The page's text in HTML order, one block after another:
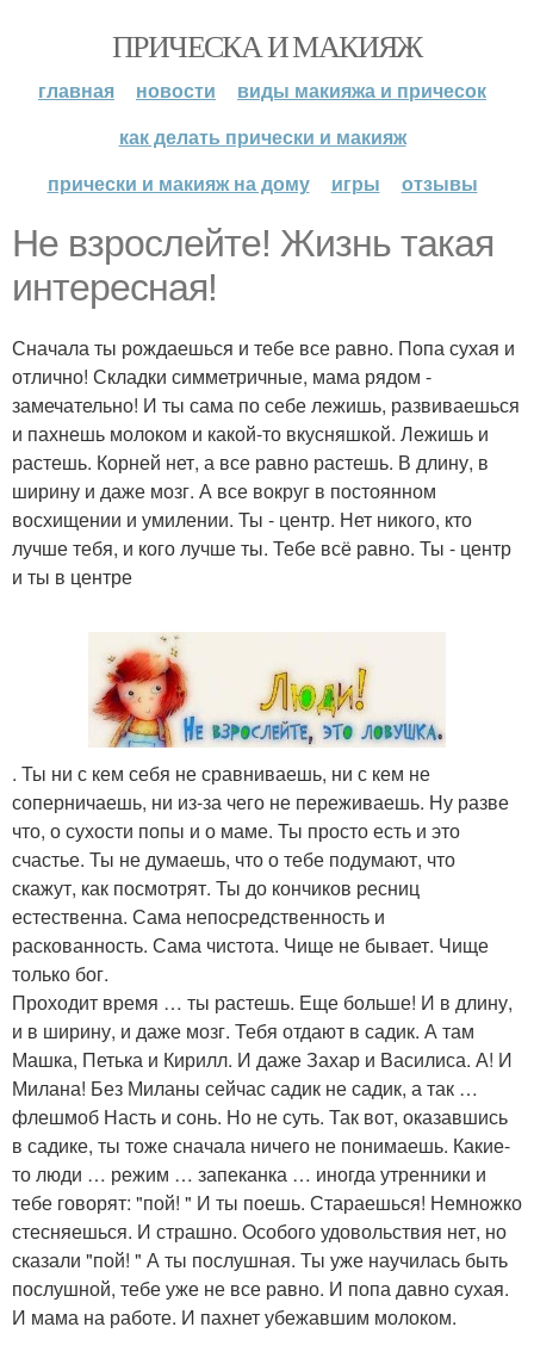
ПРИЧЕСКА И МАКИЯЖ
главная новости
виды макияжа и причесок
как делать прически и макияж
прически и макияж на дому
игры отзывы
Не взрослейте! Жизнь такая
интересная!
Сначала ты рождаешься и тебе все равно. Попа сухая и
отлично! Складки симметричные, мама рядом -
замечательно! И ты сама по себе лежишь, развиваешься
и пахнешь молоком и какой-то вкусняшкой. Лежишь и
растешь. Корней нет, а все равно растешь. В длину, в
ширину и даже мозг. А все вокруг в постоянном
восхищении и умилении. Ты - центр. Нет никого, кто
лучше тебя, и кого лучше ты. Тебе всё равно. Ты - центр
и ты в центре
. Ты ни с кем себя не сравниваешь, ни с кем не
соперничаешь, ни из-за чего не переживаешь. Ну разве
что, о сухости попы и о маме. Ты просто есть и это
счастье. Ты не думаешь, что о тебе подумают, что
скажут, как посмотрят. Ты до кончиков ресниц
естественна. Сама непосредственность и
раскованность. Сама чистота. Чище не бывает. Чище
только бог.
Проходит время … ты растешь. Еще больше! И в длину,
и в ширину, и даже мозг. Тебя отдают в садик. А там
Машка, Петька и Кирилл. И даже Захар и Василиса. А! И
Милана! Без Миланы сейчас садик не садик, а так …
флешмоб Насть и сонь. Но не суть. Так вот, оказавшись
в садике, ты тоже сначала ничего не понимаешь. Какие-
то люди … режим … запеканка … иногда утренники и
тебе говорят: "пой! " И ты поешь. Стараешься! Немножко
стесняешься. И страшно. Особого удовольствия нет, но
сказали "пой! " А ты послушная. Ты уже научилась быть
послушной, тебе уже не все равно. И попа давно сухая.
И мама на работе. И пахнет убежавшим молоком.